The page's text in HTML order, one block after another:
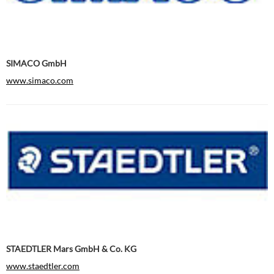
SIMACO GmbH
www.simaco.com
STAEDTLER Mars GmbH & Co. KG
www.staedtler.com